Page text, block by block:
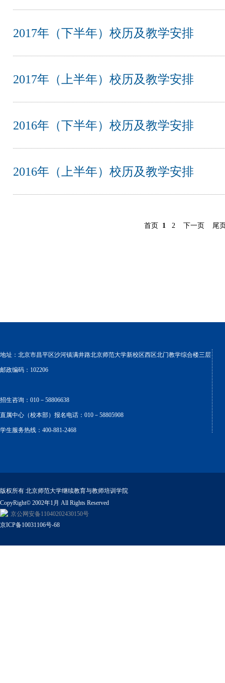
2017年（下半年）校历及教学安排
2017年（上半年）校历及教学安排
2016年（下半年）校历及教学安排
2016年（上半年）校历及教学安排
首页 1 2 下一页 尾
地址：北京市昌平区沙河镇满井路北京师范大学新校区西区北门教学综合楼三层
邮政编码：102206
招生咨询：010－58806638
直属中心（校本部）报名电话：010－58805908
学生服务热线：400-881-2468
版权所有 北京师范大学继续教育与教师培训学院
CopyRight© 2002年1月 All Rights Reserved
京公网安备11040202430150号
京ICP备10031106号-68